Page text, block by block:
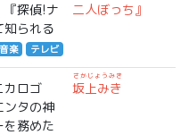
『探偵!ナ
知られる
音楽 テレビ
二人ぼっち』
カロゴ
ンタの神
を務めた
坂上みき
さかじょうみき